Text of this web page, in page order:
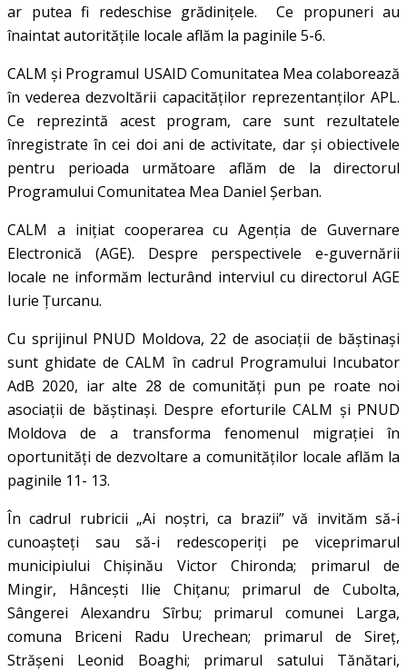
ar putea fi redeschise grădinițele. Ce propuneri au
înaintat autoritățile locale aflăm la paginile 5-6.
CALM și Programul USAID Comunitatea Mea colaborează
în vederea dezvoltării capacităților reprezentanților APL.
Ce reprezintă acest program, care sunt rezultatele
înregistrate în cei doi ani de activitate, dar și obiectivele
pentru perioada următoare aflăm de la directorul
Programului Comunitatea Mea Daniel Șerban.
CALM a inițiat cooperarea cu Agenția de Guvernare
Electronică (AGE). Despre perspectivele e-guvernării
locale ne informăm lecturând interviul cu directorul AGE
Iurie Țurcanu.
Cu sprijinul PNUD Moldova, 22 de asociații de băștinași
sunt ghidate de CALM în cadrul Programului Incubator
AdB 2020, iar alte 28 de comunități pun pe roate noi
asociații de băștinași. Despre eforturile CALM și PNUD
Moldova de a transforma fenomenul migrației în
oportunități de dezvoltare a comunităților locale aflăm la
paginile 11- 13.
În cadrul rubricii „Ai noștri, ca brazii” vă invităm să-i
cunoașteți sau să-i redescoperiți pe viceprimarul
municipiului Chișinău Victor Chironda; primarul de
Mingir, Hâncești Ilie Chițanu; primarul de Cubolta,
Sângerei Alexandru Sîrbu; primarul comunei Larga,
comuna Briceni Radu Urechean; primarul de Sireț,
Strășeni Leonid Boaghi; primarul satului Tănătari,